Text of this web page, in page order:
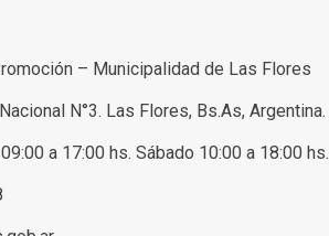
– Municipalidad de Las Flores
N°3. Las Flores, Bs.As, Argentina.
a 17:00 hs. Sábado 10:00 a 18:00 hs.